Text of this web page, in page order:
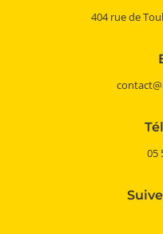
404 rue de
05